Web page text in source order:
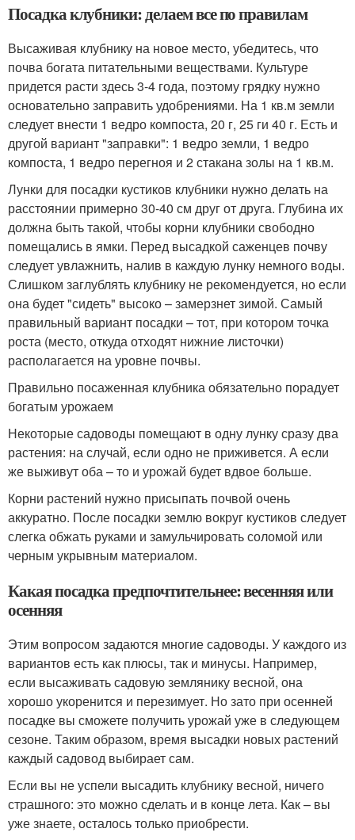
Посадка клубники: делаем все по правилам
Высаживая клубнику на новое место, убедитесь, что
почва богата питательными веществами. Культуре
придется расти здесь 3-4 года, поэтому грядку нужно
основательно заправить удобрениями. На 1 кв.м земли
следует внести 1 ведро компоста, 20 г, 25 ги 40 г. Есть и
другой вариант "заправки": 1 ведро земли, 1 ведро
компоста, 1 ведро перегноя и 2 стакана золы на 1 кв.м.
Лунки для посадки кустиков клубники нужно делать на
расстоянии примерно 30-40 см друг от друга. Глубина их
должна быть такой, чтобы корни клубники свободно
помещались в ямки. Перед высадкой саженцев почву
следует увлажнить, налив в каждую лунку немного воды.
Слишком заглублять клубнику не рекомендуется, но если
она будет "сидеть" высоко – замерзнет зимой. Самый
правильный вариант посадки – тот, при котором точка
роста (место, откуда отходят нижние листочки)
располагается на уровне почвы.
Правильно посаженная клубника обязательно порадует
богатым урожаем
Некоторые садоводы помещают в одну лунку сразу два
растения: на случай, если одно не приживется. А если
же выживут оба – то и урожай будет вдвое больше.
Корни растений нужно присыпать почвой очень
аккуратно. После посадки землю вокруг кустиков следует
слегка обжать руками и замульчировать соломой или
черным укрывным материалом.
Какая посадка предпочтительнее: весенняя или
осенняя
Этим вопросом задаются многие садоводы. У каждого из
вариантов есть как плюсы, так и минусы. Например,
если высаживать садовую землянику весной, она
хорошо укоренится и перезимует. Но зато при осенней
посадке вы сможете получить урожай уже в следующем
сезоне. Таким образом, время высадки новых растений
каждый садовод выбирает сам.
Если вы не успели высадить клубнику весной, ничего
страшного: это можно сделать и в конце лета. Как – вы
уже знаете, осталось только приобрести.